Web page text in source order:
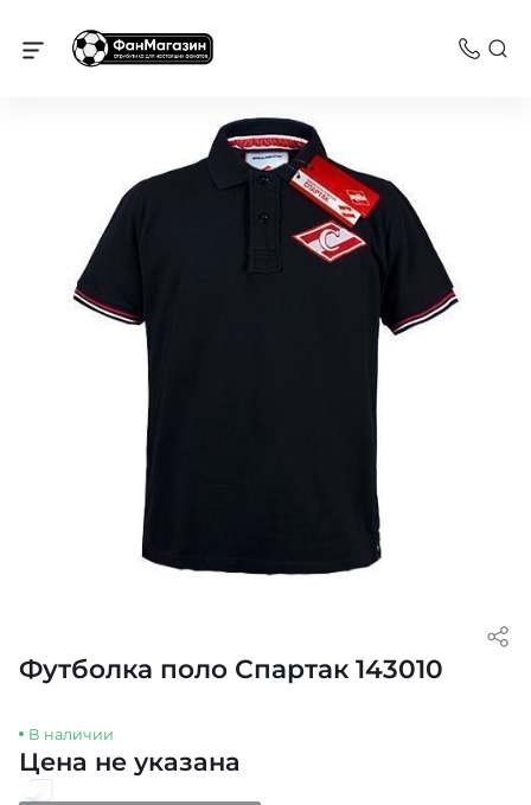
Спартак
Футболка поло Спартак 143010
В наличии
Цена не указана